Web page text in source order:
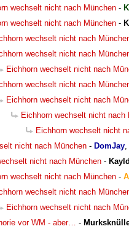
wechselt nicht nach München -
wechselt nicht nach München -
wechselt nicht nach
wechselt nicht nach
Eichhorn wechselt nicht nach
wechselt nicht nach
Eichhorn wechselt nicht nach
Eichhorn wechselt nicht nach
Eichhorn wechselt nicht
nicht nach München - DomJay
nicht nach München -
wechselt nicht nach München -
wechselt nicht nach
Eichhorn wechselt nicht nach
vor WM - aber…
-